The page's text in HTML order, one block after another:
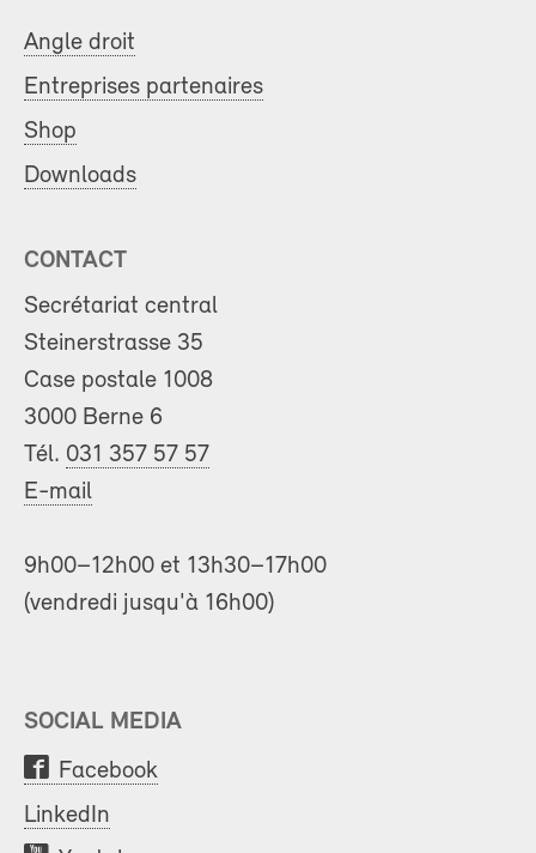
Angle droit
Entreprises partenaires
Shop
Downloads
CONTACT
Secrétariat central
Steinerstrasse 35
Case postale 1008
3000 Berne 6
Tél. 031 357 57 57
E-mail
9h00–12h00 et 13h30–17h00
(vendredi jusqu'à 16h00)
SOCIAL MEDIA
Facebook
LinkedIn